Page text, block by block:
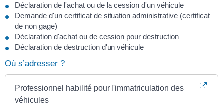
Déclaration de l'achat ou de la cession d'un véhicule
Demande d'un certificat de situation administrative (certificat
de non gage)
Déclaration d'achat ou de cession pour destruction
Déclaration de destruction d'un véhicule
Où s’adresser ?
Professionnel habilité pour l'immatriculation des
véhicules